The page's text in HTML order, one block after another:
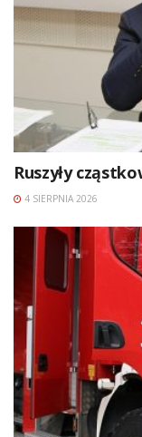
Ruszyły
4 SIERPNIA 2026